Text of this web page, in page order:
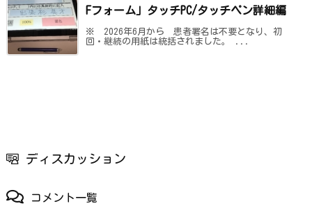
Fフォーム」タッチPC/タッチペン詳細編
※ 2026年6月から 患者署名は不要となり、初
回・継続の用紙は統括されました。 ...
ディスカッション
コメント一覧